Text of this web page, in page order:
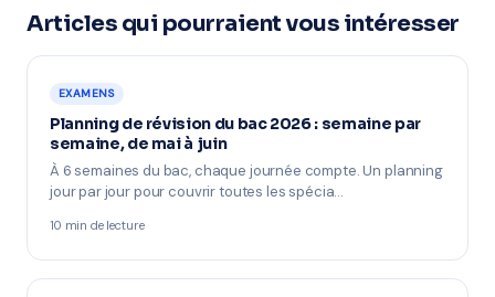
Articles qui pourraient vous intéresser
EXAMENS
Planning de révision du bac 2026 : semaine par
semaine, de mai à juin
À 6 semaines du bac, chaque journée compte. Un planning
jour par jour pour couvrir toutes les spécia…
10 min de lecture